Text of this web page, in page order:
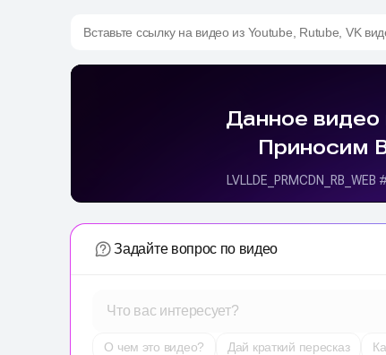
Вставьте ссылку на видео из Youtube, Rutube, VK
Задайте вопрос по видео
Что вас интересует?
О чем это видео? Дай краткий пересказ